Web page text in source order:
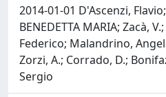
2014-01-01 D'Ascenzi,
BENEDETTA MARIA; Zacà,
Federico; Malandrino,
Zorzi, A.; Corrado, D.;
Sergio